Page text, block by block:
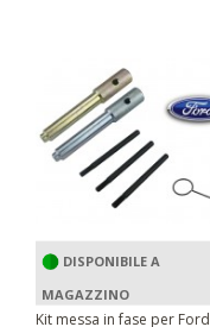
DISPONIBILE A
MAGAZZINO
Kit messa in fase per Ford